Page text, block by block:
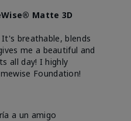
Matte 3D
breathable, blends
me a beautiful and
all day! I highly
Foundation!
a un amigo